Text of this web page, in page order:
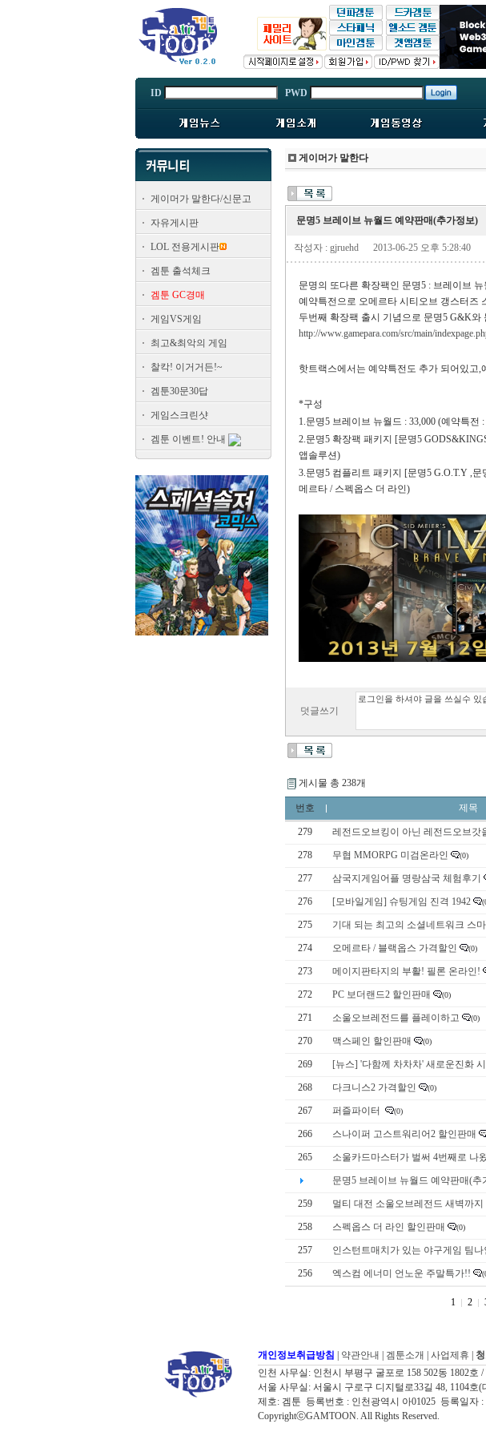
ID PWD
게이머가 말한다/신문고
자유게시판
LOL 전용게시판
겜툰 출석체크
겜툰 GC경매
게임VS게임
최고&최악의 게임
찰칵! 이거거든!~
겜툰30문30답
게임스크린샷
겜툰 이벤트! 안내
게이머가 말한다
문명5 브레이브 뉴월드 예약판매(추가정보)
작성자 : gjruehd 2013-06-25 오후 5:28:40
문명의 또다른 확장팩인 문명5 : 브레이브
예약특전으로 오메르타 시티오브 갱스터즈
두번째 확장팩 출시 기념으로 문명5 G&K
http://www.gamepara.com/src/main/
핫트랙스에서는 예약특전도 추가 되어있고,
*구성
1.문명5 브레이브 뉴월드 : 33,000 (예약특전
2.문명5 확장팩 패키지 [문명5
앱솔루션)
3.문명5 컴플리트 패키지 [문명5 G.O.T.Y ,
메르타 / 스펙옵스 더 라인)
덧글쓰기
게시물 총 238개
번호 제목
279 레전드오브킹이 아닌 레전드오브갓
278 무협 MMORPG 미검온라인 (0)
277 삼국지게임어플 명랑삼국 체험후기
276 [모바일게임] 슈팅게임 진격 1942
275 기대 되는 최고의 소셜네트워크 스
274 오메르타 / 블랙옵스 가격할인 (0)
273 메이지판타지의 부활! 필론 온라인!
272 PC 보더랜드2 할인판매 (0)
271 소울오브레전드를 플레이하고 (0)
270 맥스페인 할인판매 (0)
269 [뉴스] '다함께 차차차' 새로운진화
268 다크니스2 가격할인 (0)
267 퍼즐파이터 (0)
266 스나이퍼 고스트워리어2 할인판매
265 소울카드마스터가 벌써 4번째로 나
문명5 브레이브 뉴월드 예약판매(추
259 멀티 대전 소울오브레전드 새벽까지
258 스펙옵스 더 라인 할인판매 (0)
257 인스턴트매치가 있는 야구게임 팀나
256 엑스컴 에너미 언노운 주말특가!!
1 2
개인정보취급방침 약관안내 겜툰소개 사업제휴
인천 사무실: 인천시 부평구 굴포로 158 502동 1802호 /
서울 사무실: 서울시 구로구 디지털로33길 48, 1104호(
제호: 겜툰 등록번호 : 인천광역시 아01025 등록일자
CopyrightⓒGAMTOON. All Rights Reserved.